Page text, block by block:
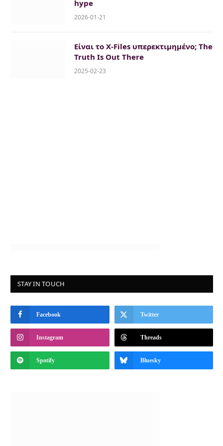
hype
2026-01-21
Είναι το X-Files υπερεκτιμημένο; The
Truth Is Out There
2025-02-23
STAY IN TOUCH
Facebook Twitter
Instagram Threads
Spotify Bluesky